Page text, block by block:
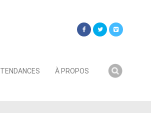
TENDANCES À PROPOS